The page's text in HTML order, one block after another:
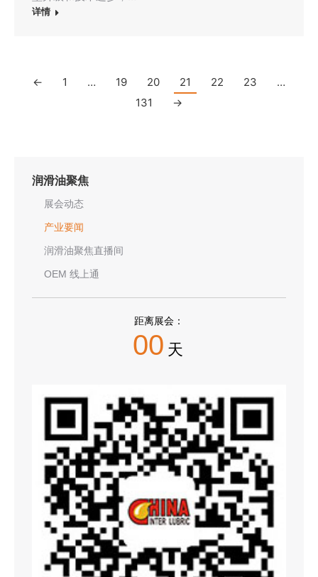
详情
← 1 … 19 20 21 22 23
…
131
→
润滑油聚焦
展会动态
产业要闻
润滑油聚焦直播间
OEM 线上通
距离展会：
00 天